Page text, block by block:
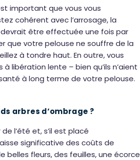
important que vous vous
cohérent avec l’arrosage, la
être effectuée une fois par
que votre pelouse ne souffre de la
à tondre haut. En outre, vous
libération lente – bien qu’ils n’aient
à long terme de votre pelouse.
arbres d’ombrage ?
l’été et, s’il est placé
significative des coûts de
fleurs, des feuilles, une écorce